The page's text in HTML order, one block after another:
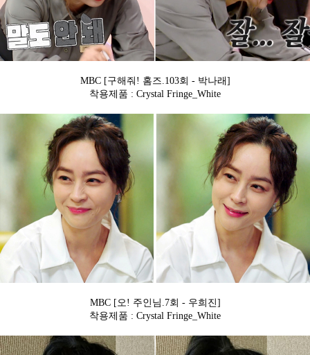
MBC [구해줘! 홈즈.103회 - 박나래]
착용제품 : Crystal Fringe_White
MBC [오! 주인님.7회 - 우희진]
착용제품 : Crystal Fringe_White